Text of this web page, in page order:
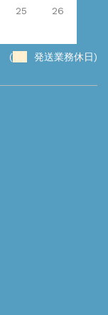
25
26
( 発送業務休日)